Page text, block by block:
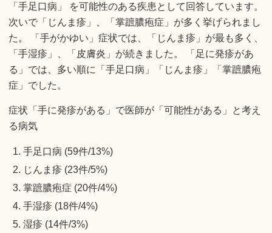
「手足口病」 を可能性のある疾患として回答しています。
次いで「じんま疹」、「掌蹠膿疱症」が多く挙げられまし
た。 「手がかゆい」症状では、「じんま疹」が最も多く、
「手湿疹」、「皮膚炎」が続きました。 「足に発疹があ
る」では、多い順に「手足口病」「じんま疹」「掌蹠膿疱
症」でした。
症状「手に発疹がある」で医師が「可能性がある」と考え
る病気
手足口病 (59件/13%)
じんま疹 (23件/5%)
掌蹠膿疱症 (20件/4%)
手湿疹 (18件/4%)
湿疹 (14件/3%)